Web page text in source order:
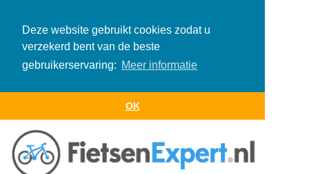
Deze website gebruikt cookies zodat u
verzekerd bent van de beste
gebruikerservaring: Meer informatie
OK